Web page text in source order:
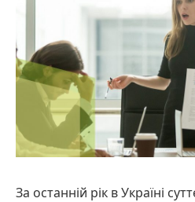
За останній рік в Україні